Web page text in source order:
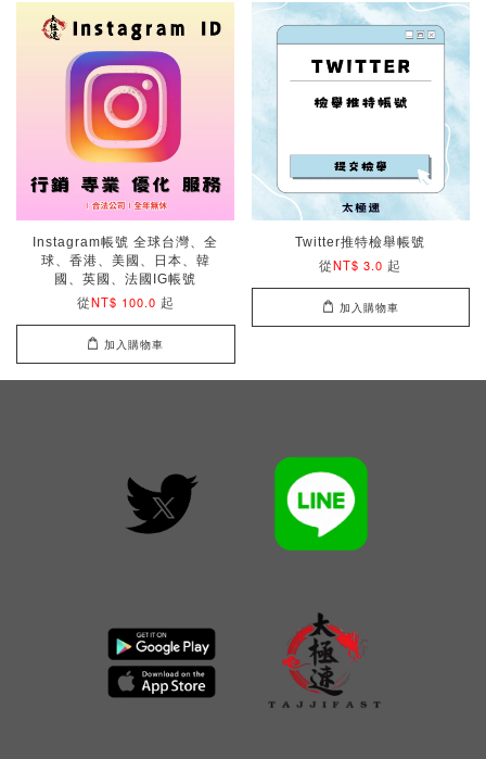
Instagram帳號 全球台灣、全
球、香港、美國、日本、韓
國、英國、法國IG帳號
從NT$ 100.0 起
加入購物車
Twitter推特檢舉帳號
從NT$ 3.0 起
加入購物車